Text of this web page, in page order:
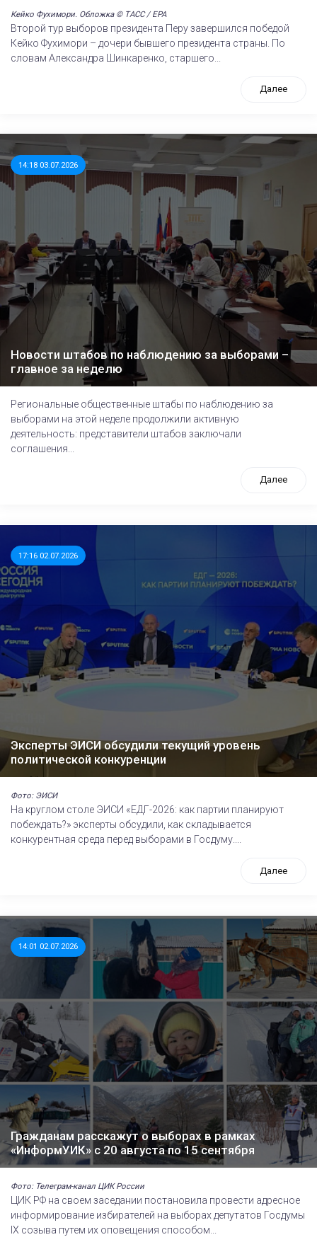
Кейко Фухимори. Обложка © ТАСС / EPA
Второй тур выборов президента Перу завершился победой
Кейко Фухимори – дочери бывшего президента страны. По
словам Александра Шинкаренко, старшего...
Далее
14:18 03.07.2026
Новости штабов по наблюдению за выборами –
главное за неделю
Региональные общественные штабы по наблюдению за
выборами на этой неделе продолжили активную
деятельность: представители штабов заключали
соглашения...
Далее
17:16 02.07.2026
Эксперты ЭИСИ обсудили текущий уровень
политической конкуренции
Фото: ЭИСИ
На круглом столе ЭИСИ «ЕДГ-2026: как партии планируют
побеждать?» эксперты обсудили, как складывается
конкурентная среда перед выборами в Госдуму....
Далее
14:01 02.07.2026
Гражданам расскажут о выборах в рамках
«ИнформУИК» с 20 августа по 15 сентября
Фото: Телеграм-канал ЦИК России
ЦИК РФ на своем заседании постановила провести адресное
информирование избирателей на выборах депутатов Госдумы
IХ созыва путем их оповещения способом...